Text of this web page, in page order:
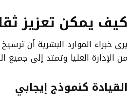
كيف يمكن تعزيز
يرى خبراء الموارد البشرية أن
من الإدارة العليا وتمتد إلى جميع
القيادة كنموذج إيجابي